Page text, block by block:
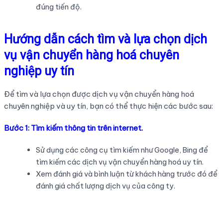
đúng tiến độ.
Hướng dẫn cách tìm và lựa chọn dịch
vụ vận chuyển hàng hoá chuyên
nghiệp uy tín
Để tìm và lựa chọn được dịch vụ vận chuyển hàng hoá
chuyên nghiệp và uy tín, bạn có thể thực hiện các bước sau:
Bước 1: Tìm kiếm thông tin trên internet.
Sử dụng các công cụ tìm kiếm như Google, Bing để
tìm kiếm các dịch vụ vận chuyển hàng hoá uy tín.
Xem đánh giá và bình luận từ khách hàng trước đó để
đánh giá chất lượng dịch vụ của công ty.